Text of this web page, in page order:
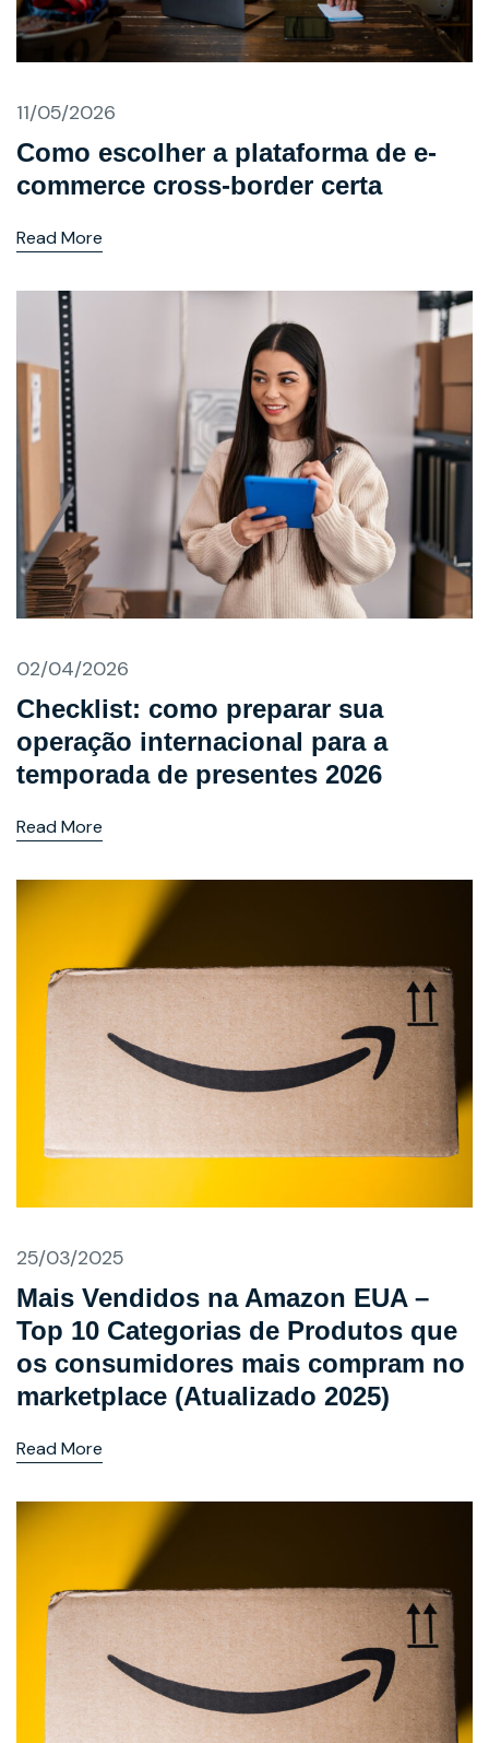
11/05/2026
Como escolher a plataforma de e-
commerce cross-border certa
Read More
02/04/2026
Checklist: como preparar sua
operação internacional para a
temporada de presentes 2026
Read More
25/03/2025
Mais Vendidos na Amazon EUA –
Top 10 Categorias de Produtos que
os consumidores mais compram no
marketplace (Atualizado 2025)
Read More